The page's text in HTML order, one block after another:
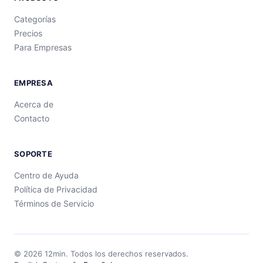
Categorías
Precios
Para Empresas
EMPRESA
Acerca de
Contacto
SOPORTE
Centro de Ayuda
Política de Privacidad
Términos de Servicio
© 2026 12min. Todos los derechos reservados.